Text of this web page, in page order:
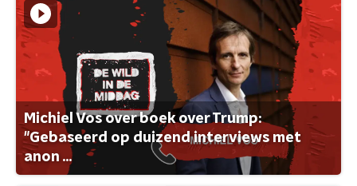
Michiel Vos over boek over Trump:
"Gebaseerd op duizend interviews met
anon ...